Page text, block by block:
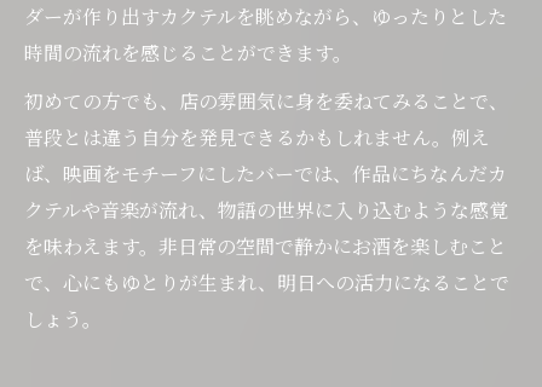
ダーが作り出すカクテルを眺めながら、ゆったりとした
時間の流れを感じることができます。
初めての方でも、店の雰囲気に身を委ねてみることで、
普段とは違う自分を発見できるかもしれません。例え
ば、映画をモチーフにしたバーでは、作品にちなんだカ
クテルや音楽が流れ、物語の世界に入り込むような感覚
を味わえます。非日常の空間で静かにお酒を楽しむこと
で、心にもゆとりが生まれ、明日への活力になることで
しょう。